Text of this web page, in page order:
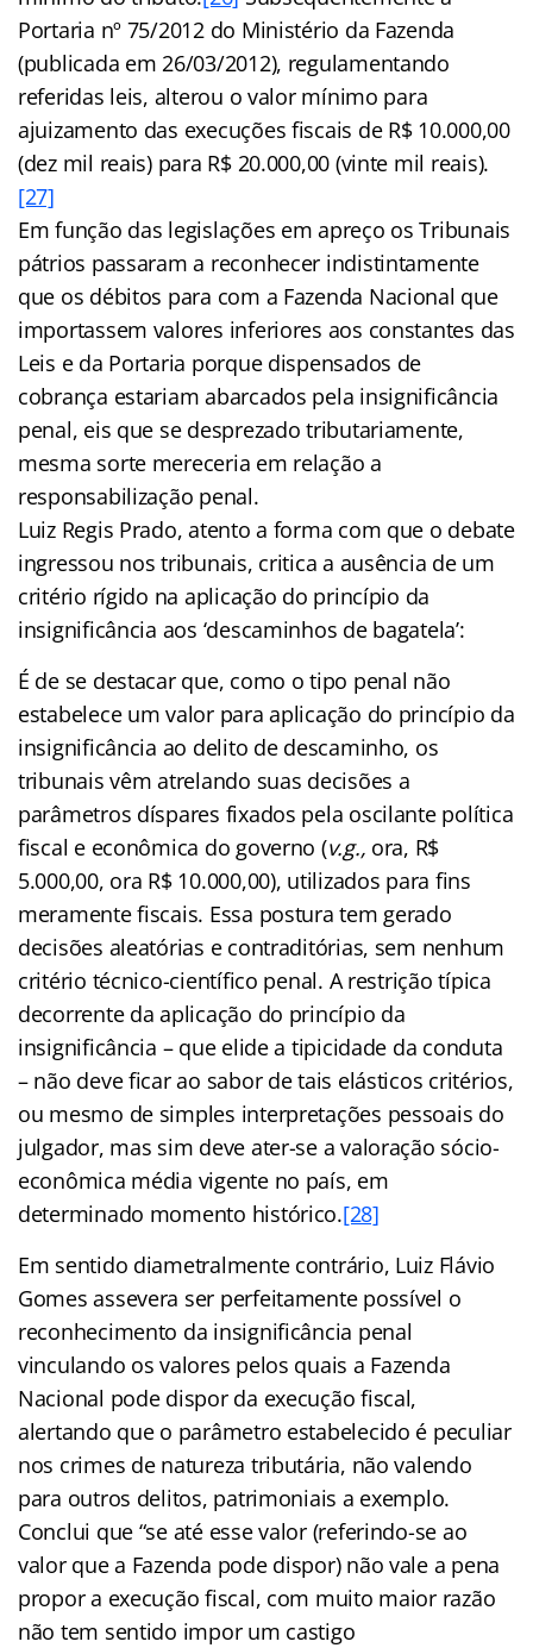
Portaria nº 75/2012 do Ministério da Fazenda
(publicada em 26/03/2012), regulamentando
referidas leis, alterou o valor mínimo para
ajuizamento das execuções fiscais de R$ 10.000,00
(dez mil reais) para R$ 20.000,00 (vinte mil reais).
[27]
Em função das legislações em apreço os Tribunais
pátrios passaram a reconhecer indistintamente
que os débitos para com a Fazenda Nacional que
importassem valores inferiores aos constantes das
Leis e da Portaria porque dispensados de
cobrança estariam abarcados pela insignificância
penal, eis que se desprezado tributariamente,
mesma sorte mereceria em relação a
responsabilização penal.
Luiz Regis Prado, atento a forma com que o debate
ingressou nos tribunais, critica a ausência de um
critério rígido na aplicação do princípio da
insignificância aos ‘descaminhos de bagatela’:
É de se destacar que, como o tipo penal não
estabelece um valor para aplicação do princípio da
insignificância ao delito de descaminho, os
tribunais vêm atrelando suas decisões a
parâmetros díspares fixados pela oscilante política
fiscal e econômica do governo (v.g., ora, R$
5.000,00, ora R$ 10.000,00), utilizados para fins
meramente fiscais. Essa postura tem gerado
decisões aleatórias e contraditórias, sem nenhum
critério técnico-científico penal. A restrição típica
decorrente da aplicação do princípio da
insignificância – que elide a tipicidade da conduta
– não deve ficar ao sabor de tais elásticos critérios,
ou mesmo de simples interpretações pessoais do
julgador, mas sim deve ater-se a valoração sócio-
econômica média vigente no país, em
determinado momento histórico.[28]
Em sentido diametralmente contrário, Luiz Flávio
Gomes assevera ser perfeitamente possível o
reconhecimento da insignificância penal
vinculando os valores pelos quais a Fazenda
Nacional pode dispor da execução fiscal,
alertando que o parâmetro estabelecido é peculiar
nos crimes de natureza tributária, não valendo
para outros delitos, patrimoniais a exemplo.
Conclui que “se até esse valor (referindo-se ao
valor que a Fazenda pode dispor) não vale a pena
propor a execução fiscal, com muito maior razão
não tem sentido impor um castigo